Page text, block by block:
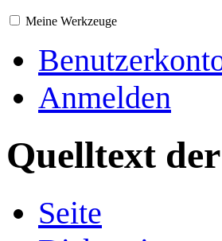
Meine Werkzeuge
Anmelden
Quelltext
Seite